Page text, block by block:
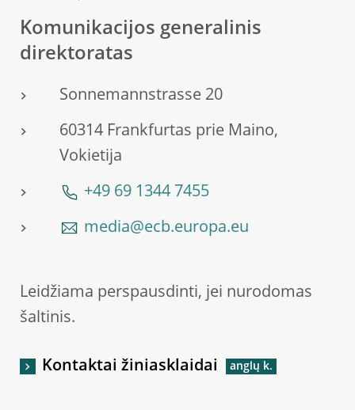
Komunikacijos generalinis
direktoratas
Sonnemannstrasse 20
60314 Frankfurtas prie Maino,
Vokietija
+49 69 1344 7455
media@ecb.europa.eu
Leidžiama perspausdinti, jei nurodomas
šaltinis.
Kontaktai žiniasklaidai